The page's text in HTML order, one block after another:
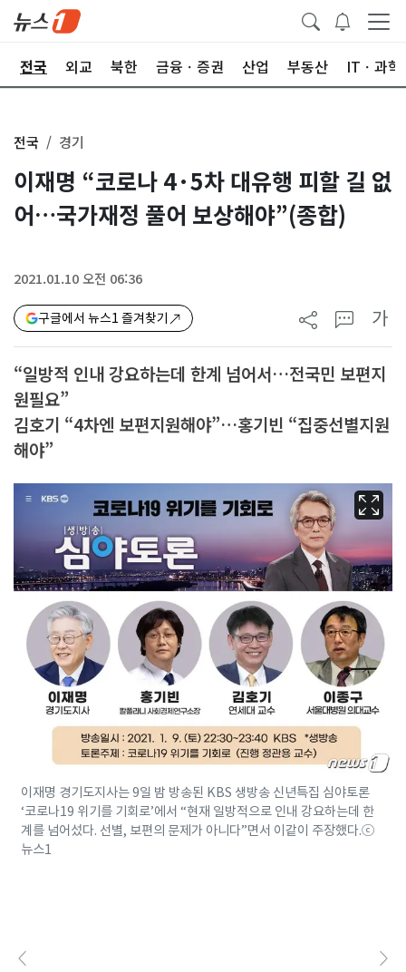
전국 외교 북한 금융ㆍ증권 산업 부동산 ITㆍ과학
전국 경기
이재명 “코로나 4·5차 대유행 피할 길 없
어…국가재정 풀어 보상해야”(종합)
2021.01.10 오전 06:36
구글에서 뉴스1 즐겨찾기 가
“일방적 인내 강요하는데 한계 넘어서…전국민 보편지
원필요”
김호기 “4차엔 보편지원해야”…홍기빈 “집중선별지원
해야”
이재명 경기도지사는 9일 밤 방송된 KBS 생방송 신년특집 심야토론
‘코로나19 위기를 기회로’에서 “현재 일방적으로 인내 강요하는데 한
계를 넘어섰다. 선별, 보편의 문제가 아니다”면서 이같이 주장했다.ⓒ
뉴스1